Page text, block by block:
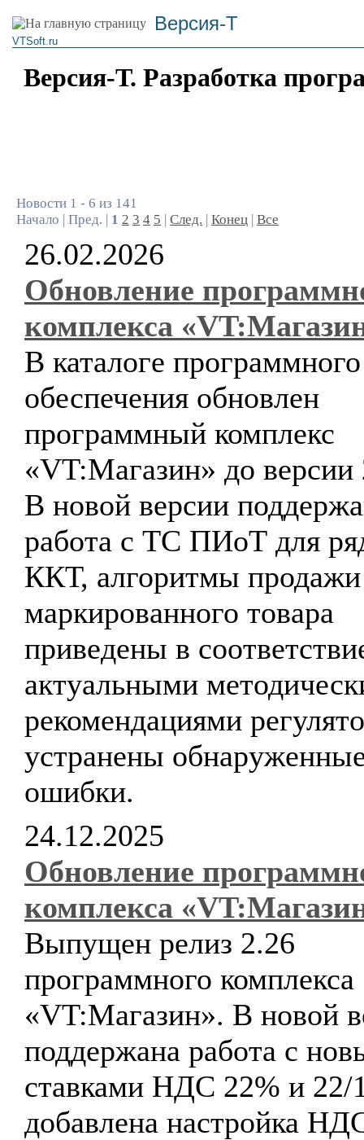
Версия-Т
VTSoft.ru
Версия-Т. Разработка
Новости 1 - 6 из 141
Начало | Пред. | 1 2 3 4 5 | След. | Конец | Все
26.02.2026
Обновление
комплекса
В каталоге программного
обеспечения обновлен
программный комплекс
«VT:Магазин» до версии
В новой версии
работа с ТС ПИоТ для
ККТ, алгоритмы продажи
маркированного товара
приведены в
актуальными
рекомендациями
устранены
ошибки.
24.12.2025
Обновление
комплекса
Выпущен релиз 2.26
программного комплекса
«VT:Магазин». В новой
поддержана работа с
ставками НДС 22% и 22/
добавлена настройка